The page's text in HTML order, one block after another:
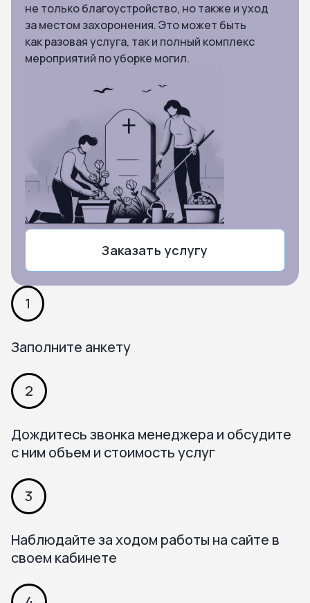
не только благоустройство, но также и уход
за местом захоронения. Это может быть
как разовая услуга, так и полный комплекс
мероприятий по уборке могил.
Заказать услугу
1
Заполните анкету
2
Дождитесь звонка менеджера и обсудите
с ним объем и стоимость услуг
3
Наблюдайте за ходом работы на сайте в
своем кабинете